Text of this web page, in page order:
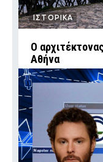
ΙΣΤΟΡΙΚΑ
Ο
Αθήνα